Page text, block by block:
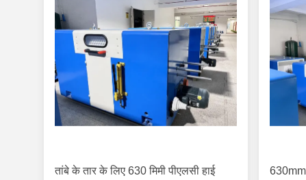
तांबे के तार के लिए 630 मिमी पीएलसी हाई
630mm